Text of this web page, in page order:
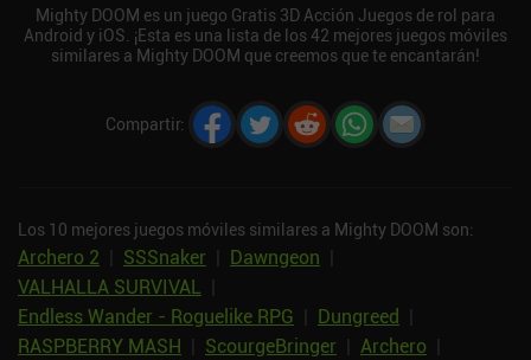
Mighty DOOM es un juego Gratis 3D Acción Juegos de rol para
Android y iOS. ¡Esta es una lista de los 42 mejores juegos móviles
similares a Mighty DOOM que creemos que te encantarán!
Compartir:
Los 10 mejores juegos móviles similares a Mighty DOOM son:
Archero 2 SSSnaker Dawngeon
VALHALLA SURVIVAL
Endless Wander - Roguelike RPG
Dungreed
RASPBERRY MASH
ScourgeBringer Archero